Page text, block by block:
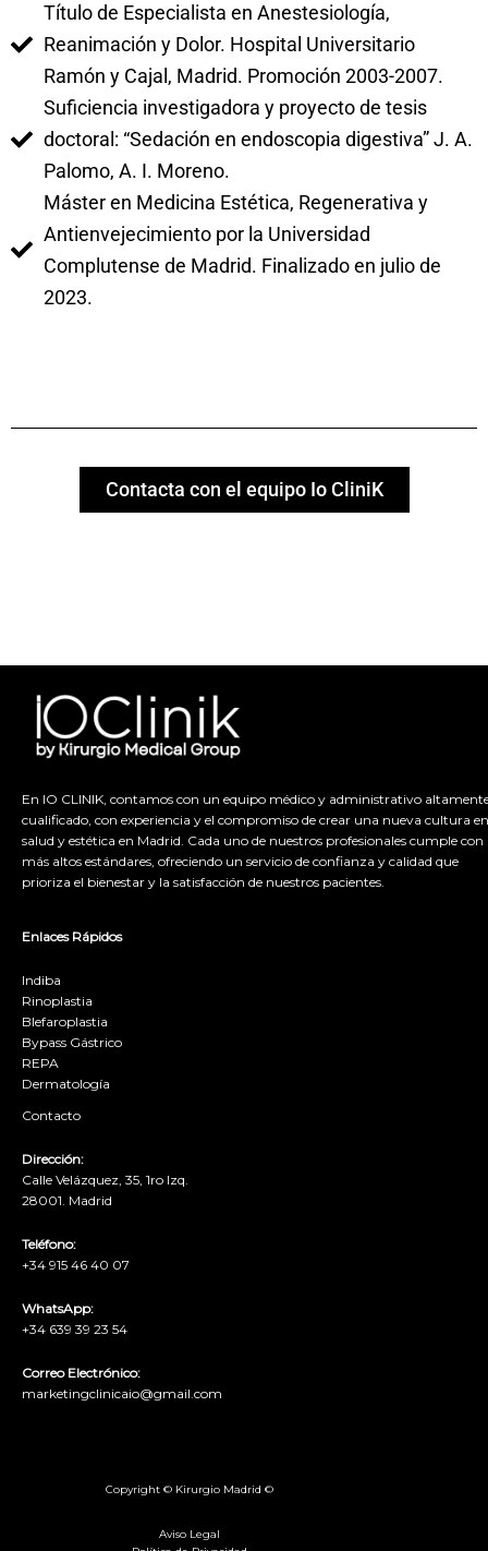
Título de Especialista en Anestesiología,
Reanimación y Dolor. Hospital Universitario
Ramón y Cajal, Madrid. Promoción 2003-2007.
Suficiencia investigadora y proyecto de tesis
doctoral: “Sedación en endoscopia digestiva” J. A.
Palomo, A. I. Moreno.
Máster en Medicina Estética, Regenerativa y
Antienvejecimiento por la Universidad
Complutense de Madrid. Finalizado en julio de
2023.
Contacta con el equipo Io CliniK
En IO CLINIK, contamos con un equipo médico y administrativo
cualificado, con experiencia y el compromiso de crear una nueva cultura en
salud y estética en Madrid. Cada uno de nuestros profesionales cumple con
más altos estándares, ofreciendo un servicio de confianza y calidad que
prioriza el bienestar y la satisfacción de nuestros pacientes.
Enlaces Rápidos
Indiba
Rinoplastia
Blefaroplastia
Bypass Gástrico
REPA
Dermatología
Contacto
Dirección:
Calle Velázquez, 35, 1ro Izq.
28001. Madrid
Teléfono:
+34 915 46 40 07
WhatsApp:
+34 639 39 23 54
Correo Electrónico:
marketingclinicaio@gmail.com
Copyright © Kirurgio Madrid ©
Aviso Legal